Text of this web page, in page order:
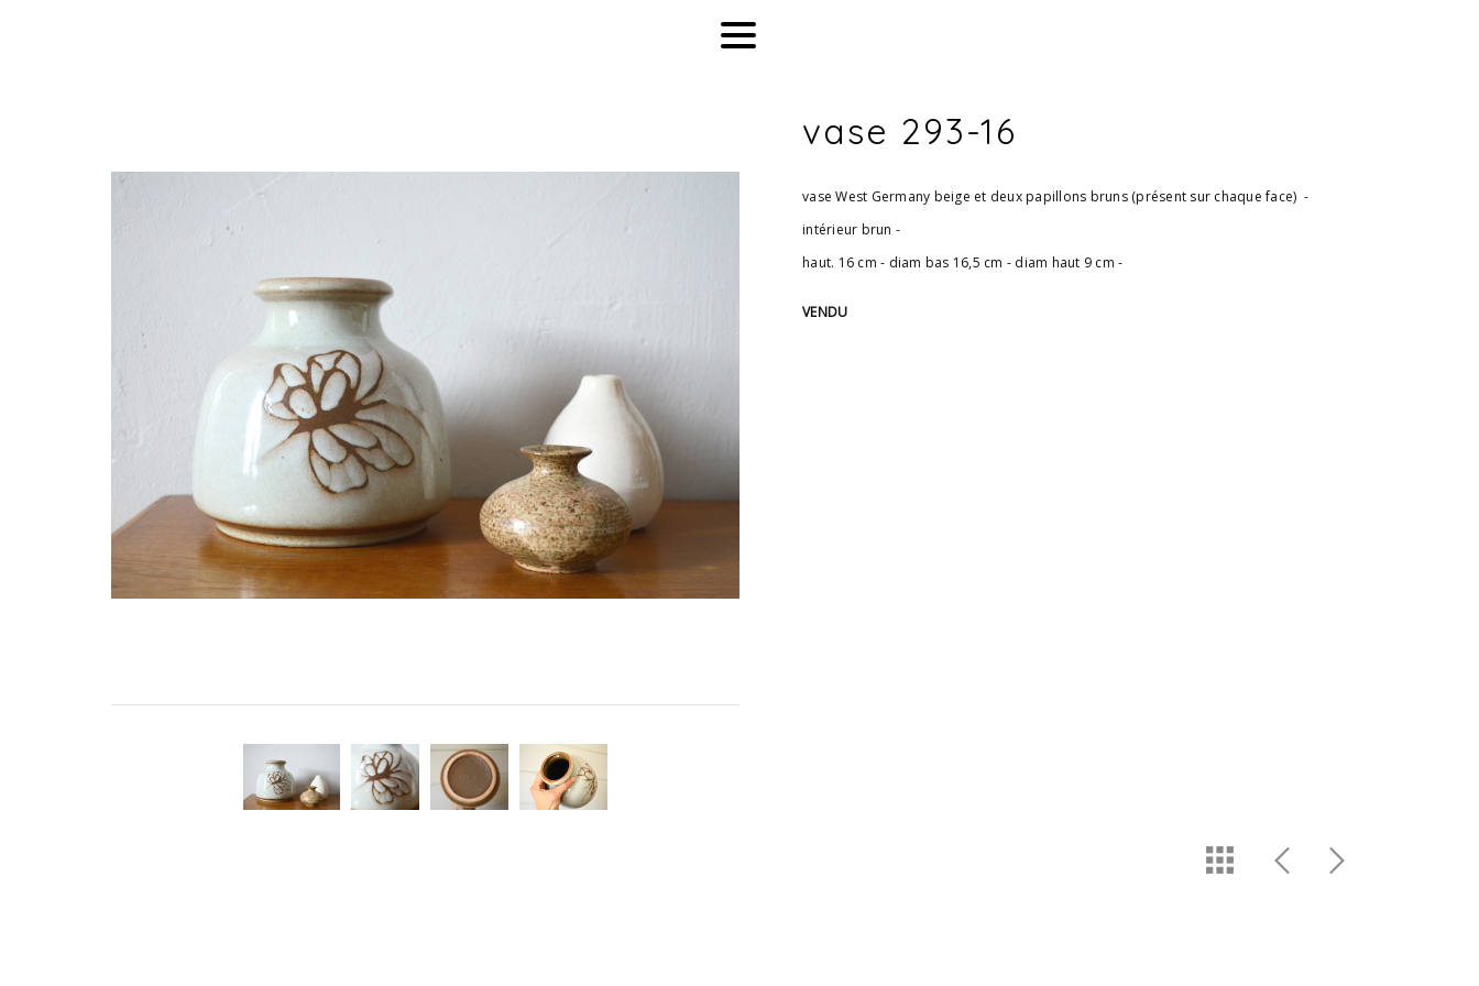
vase 293-16
vase West Germany beige et deux papillons bruns (présent sur chaque face) -
intérieur brun -
haut. 16 cm - diam bas 16,5 cm - diam haut 9 cm -
VENDU